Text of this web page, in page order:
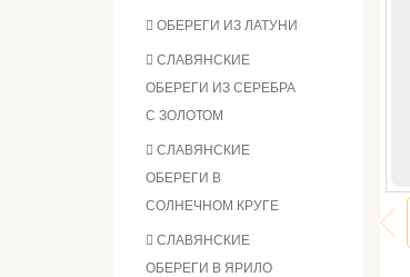
ОБЕРЕГИ ИЗ ЛАТУНИ
СЛАВЯНСКИЕ
ОБЕРЕГИ ИЗ СЕРЕБРА
С ЗОЛОТОМ
СЛАВЯНСКИЕ
ОБЕРЕГИ В
СОЛНЕЧНОМ КРУГЕ
СЛАВЯНСКИЕ
ОБЕРЕГИ В ЯРИЛО